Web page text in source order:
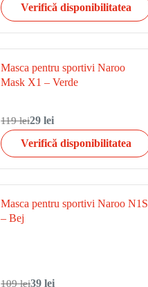
Verifică disponibilitatea
Masca pentru sportivi Naroo
Mask X1 – Verde
119 lei29 lei
Verifică disponibilitatea
Masca pentru sportivi Naroo N1S
– Bej
109 lei39 lei